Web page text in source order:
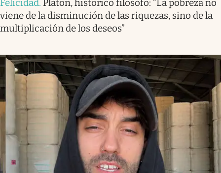
Felicidad. Platón, histórico filósofo: “La pobreza no
viene de la disminución de las riquezas, sino de la
multiplicación de los deseos”